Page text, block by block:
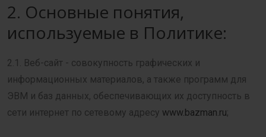
2. Основные понятия,
используемые в Политике:
2.1. Веб-сайт - совокупность графических и
информационных материалов, а также программ для
ЭВМ и баз данных, обеспечивающих их доступность в
сети интернет по сетевому адресу www.bazman.ru;